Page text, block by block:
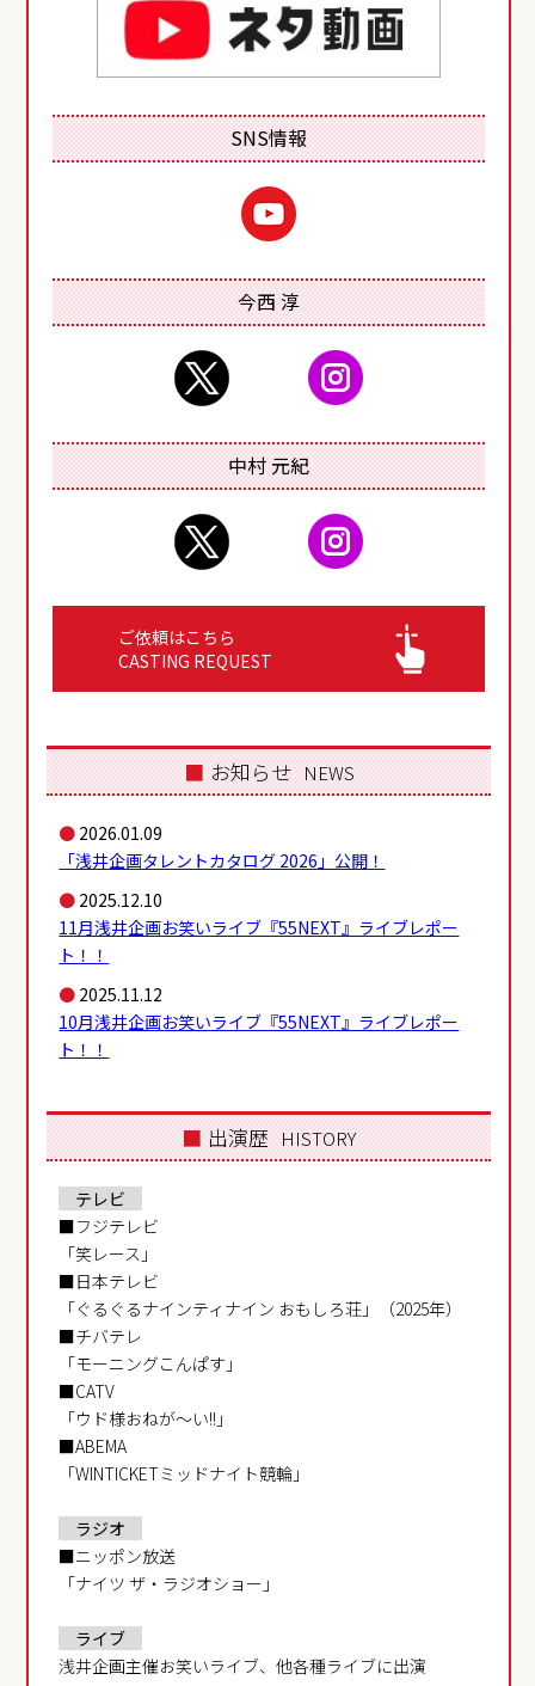
SNS情報
今西 淳
中村 元紀
ご依頼はこちら
CASTING REQUEST
■ お知らせ NEWS
● 2026.01.09
「浅井企画タレントカタログ 2026」公開！
● 2025.12.10
11月浅井企画お笑いライブ『55NEXT』ライブレポー
ト！！
● 2025.11.12
10月浅井企画お笑いライブ『55NEXT』ライブレポー
ト！！
■ 出演歴 HISTORY
テレビ
■フジテレビ
「笑レース」
■日本テレビ
「ぐるぐるナインティナイン おもしろ荘」（2025年）
■チバテレ
「モーニングこんぱす」
■CATV
「ウド様おねが～い!!」
■ABEMA
「WINTICKETミッドナイト競輪」
ラジオ
■ニッポン放送
「ナイツ ザ・ラジオショー」
ライブ
浅井企画主催お笑いライブ、他各種ライブに出演